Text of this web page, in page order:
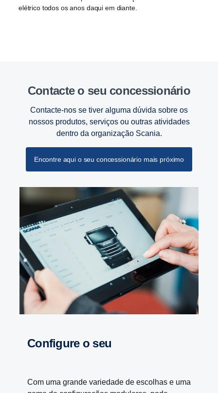
elétrico todos os anos daqui em diante.
Contacte o seu conces­si­o­nário
Contacte-nos se tiver alguma dúvida sobre os
nossos produtos, serviços ou outras atividades
dentro da organização Scania.
Encontre aqui o seu concessionário mais próximo
Confi­gure o seu
Com uma grande variedade de escolhas e uma